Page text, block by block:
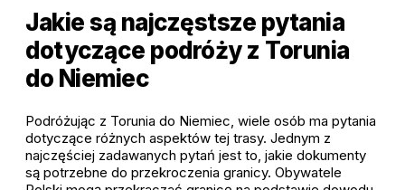
Jakie są najczęstsze pytania
dotyczące podróży z Torunia
do Niemiec
Podróżując z Torunia do Niemiec, wiele osób ma pytania
dotyczące różnych aspektów tej trasy. Jednym z
najczęściej zadawanych pytań jest to, jakie dokumenty
są potrzebne do przekroczenia granicy. Obywatele